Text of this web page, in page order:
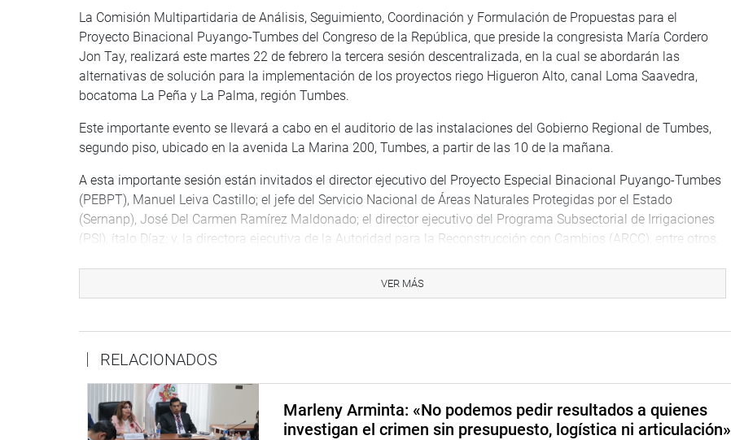
La Comisión Multipartidaria de Análisis, Seguimiento, Coordinación y Formulación de Propuestas para el
Proyecto Binacional Puyango-Tumbes del Congreso de la República, que preside la congresista María Cordero
Jon Tay, realizará este martes 22 de febrero la tercera sesión descentralizada, en la cual se abordarán las
alternativas de solución para la implementación de los proyectos riego Higueron Alto, canal Loma Saavedra,
bocatoma La Peña y La Palma, región Tumbes.
Este importante evento se llevará a cabo en el auditorio de las instalaciones del Gobierno Regional de Tumbes,
segundo piso, ubicado en la avenida La Marina 200, Tumbes, a partir de las 10 de la mañana.
A esta importante sesión están invitados el director ejecutivo del Proyecto Especial Binacional Puyango-Tumbes
(PEBPT), Manuel Leiva Castillo; el jefe del Servicio Nacional de Áreas Naturales Protegidas por el Estado
(Sernanp), José Del Carmen Ramírez Maldonado; el director ejecutivo del Programa Subsectorial de Irrigaciones
(PSI), ítalo Díaz; y, la directora ejecutiva de la Autoridad para la Reconstrucción con Cambios (ARCC), entre otros,
Los funcionarios expondrán las acciones que vienen adoptando desde sus sectores para atender la problemática
Binacional Puyango-Tumbes
VER MÁS
RELACIONADOS
Marleny Arminta: «No podemos pedir resultados a quienes
investigan el crimen sin presupuesto, logística ni articulación»